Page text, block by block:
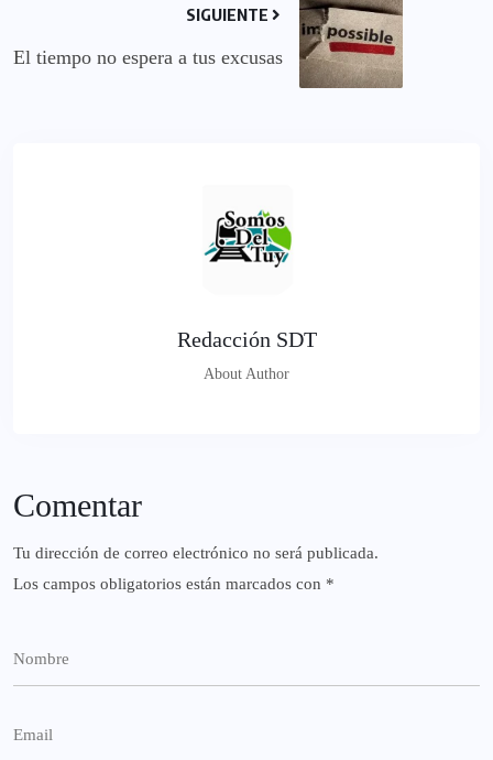
SIGUIENTE
El tiempo no espera a tus excusas
Redacción SDT
About Author
Comentar
Tu dirección de correo electrónico no será publicada.
Los campos obligatorios están marcados con *